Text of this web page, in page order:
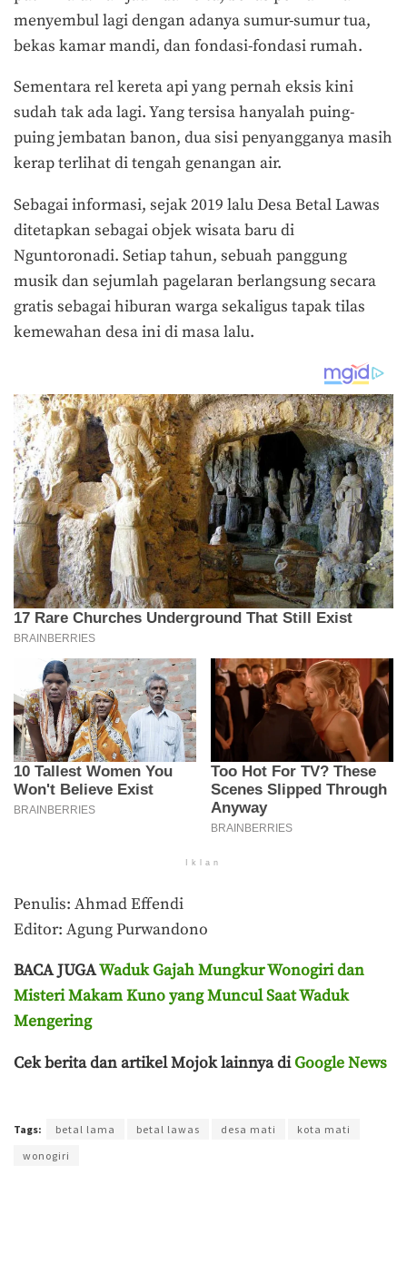
menyembul lagi dengan adanya sumur-sumur tua,
bekas kamar mandi, dan fondasi-fondasi rumah.
Sementara rel kereta api yang pernah eksis kini
sudah tak ada lagi. Yang tersisa hanyalah puing-
puing jembatan banon, dua sisi penyangganya masih
kerap terlihat di tengah genangan air.
Sebagai informasi, sejak 2019 lalu Desa Betal Lawas
ditetapkan sebagai objek wisata baru di
Nguntoronadi. Setiap tahun, sebuah panggung
musik dan sejumlah pagelaran berlangsung secara
gratis sebagai hiburan warga sekaligus tapak tilas
kemewahan desa ini di masa lalu.
Iklan
Penulis: Ahmad Effendi
Editor: Agung Purwandono
BACA JUGAWaduk Gajah Mungkur Wonogiri dan
Misteri Makam Kuno yang Muncul Saat Waduk
Mengering
Cek berita dan artikel Mojok lainnya diGoogle News
Tags: betal lama betal lawas desa mati
kota mati
wonogiri